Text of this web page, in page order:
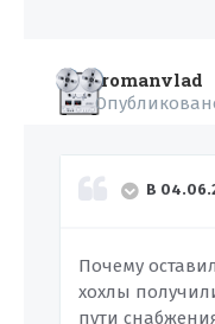
romanvlad
В
Почему
хохлы
пути